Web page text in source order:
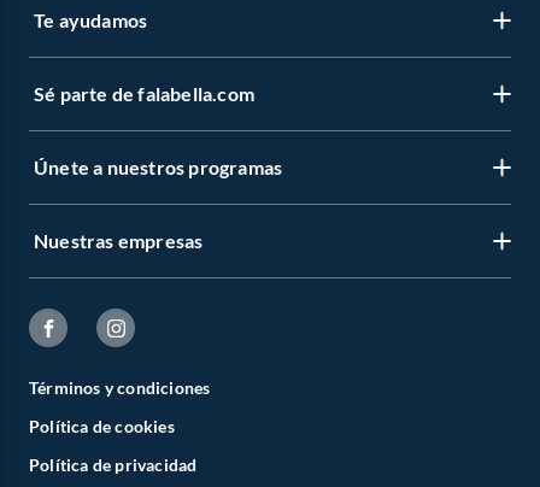
Te ayudamos
Sé parte de falabella.com
Únete a nuestros programas
Nuestras empresas
Términos y condiciones
Política de cookies
Política de privacidad